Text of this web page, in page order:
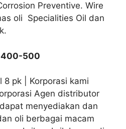
Preventive. Wire
oli Specialities Oil dan
500
8 pk | Korporasi kami
Agen distributor
menyediakan dan
oli berbagai macam